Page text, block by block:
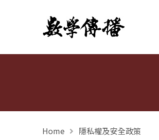
數學傳播
Home 隱私權及安全政策